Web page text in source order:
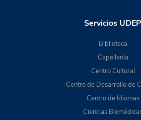
Servicios UDEP
Biblioteca
Capellanía
Centro Cultural
Centro de Desarrollo de
Centro de Idiomas
Ciencias